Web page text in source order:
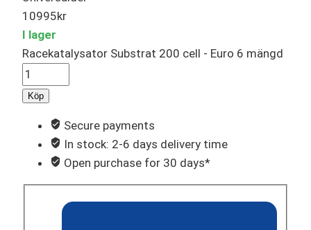
10995kr
I lager
Racekatalysator Substrat 200 cell - Euro 6 mängd
Köp
Secure payments
In stock: 2-6 days delivery time
Open purchase for 30 days*